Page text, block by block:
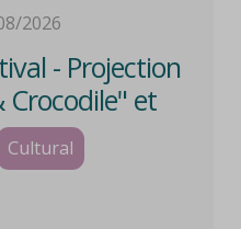
2026
- Projection
et
Cultural